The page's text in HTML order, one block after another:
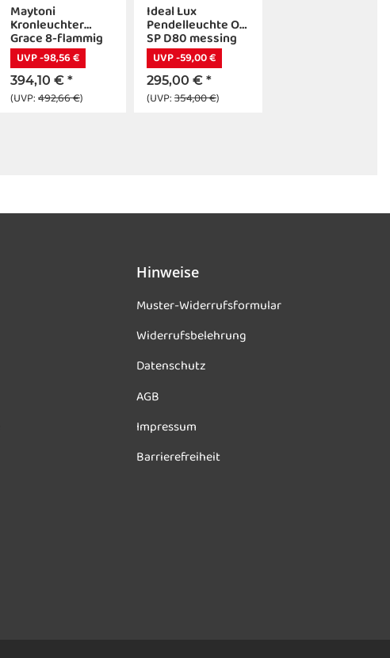
Maytoni
Kronleuchter
Grace 8-flammig
UVP -98,56 €
394,10 € *
(UVP:492,66 €)
Ideal Lux
Pendelleuchte Oz
SP D80 messing
UVP -59,00 €
295,00 € *
(UVP:354,00 €)
Hinweise
Muster-Widerrufsformular
Widerrufsbelehrung
Datenschutz
AGB
Impressum
Barrierefreiheit